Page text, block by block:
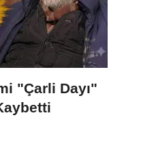
"Çarli Dayı"